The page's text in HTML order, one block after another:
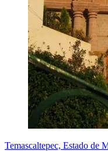
Temascaltepec, Estado de